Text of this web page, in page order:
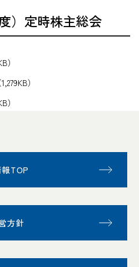
）定時株主総会
）
1,279KB）
）
TOP
方針